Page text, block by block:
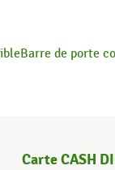
Barre de porte
Carte CASH